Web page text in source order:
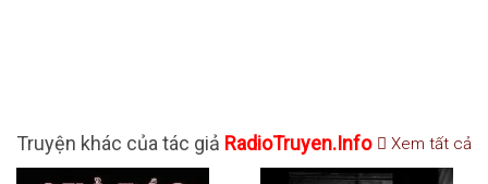
Truyện khác của tác giả RadioTruyen.Info Xem tất cả